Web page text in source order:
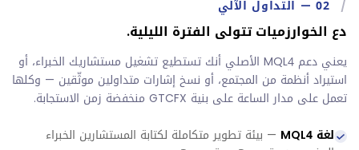
/
02
— التداول الآلي
دع الخوارزميات تتولى الفترة الليلية.
يعني دعم MQL4 الأصلي أنك تستطيع تشغيل مستشاريك الخبراء، أو
استيراد أنظمة من المجتمع، أو نسخ إشارات متداولين موثّقين — وكلها
تعمل على مدار الساعة على بنية GTCFX منخفضة زمن الاستجابة.
لغة MQL4
— بيئة تطوير متكاملة لكتابة المستشارين الخبراء